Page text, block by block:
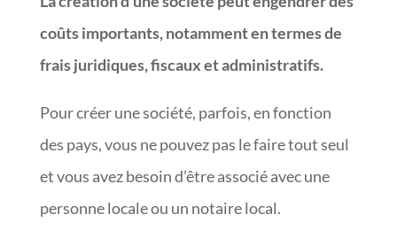
coûts importants, notamment en termes de
frais juridiques, fiscaux et administratifs.
Pour créer une société, parfois, en fonction
des pays, vous ne pouvez pas le faire tout seul
et vous avez besoin d’être associé avec une
personne locale ou un notaire local.